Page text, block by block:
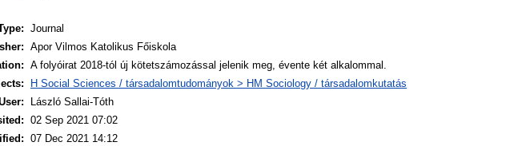
Journal
Apor Vilmos Katolikus Főiskola
A folyóirat 2018-tól új kötetszámozással jelenik meg, évente két alkalommal.
H Social Sciences / társadalomtudományok > HM Sociology / társadalomkutatás
László Sallai-Tóth
02 Sep 2021 07:02
07 Dec 2021 14:12